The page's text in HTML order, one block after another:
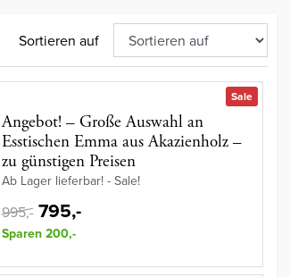
Sortieren auf
Sale
Angebot! – Große Auswahl an
Esstischen Emma aus Akazienholz –
zu günstigen Preisen
Ab Lager lieferbar! - Sale!
995,- 795,-
Sparen 200,-